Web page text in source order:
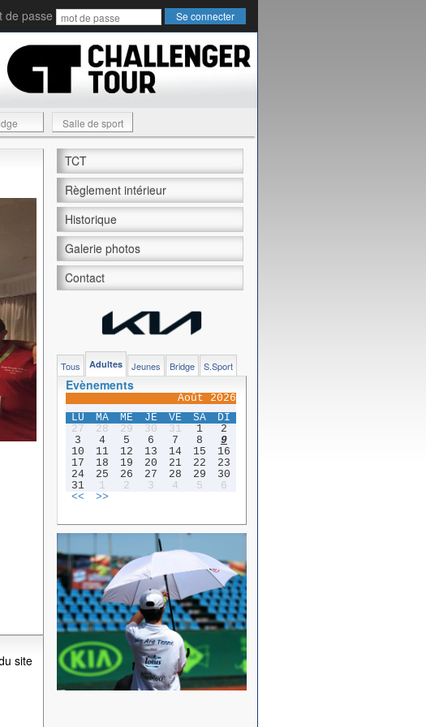
de passe
Salle de sport
site
TCT
Règlement intérieur
Historique
Galerie photos
Contact
Tous Adultes Jeunes Bridge S.Sport
Evènements
Août 2026
LU
MA ME JE VE SA
DI
27
28 29 30 31 1
2
3
4 5 6 7 8
9
10
11 12 13 14 15
16
17
18 19 20 21 22
23
24
25 26 27 28 29
30
31
1 2 3 4 5
6
<<
>>